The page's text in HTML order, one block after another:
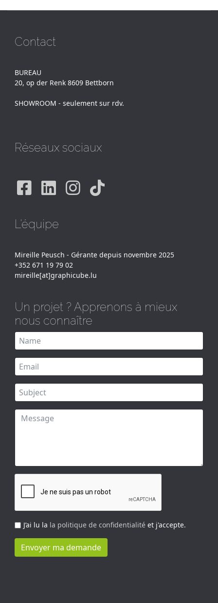
Contact
BUREAU
20, op der Renk 8609 Bettborn
SHOWROOM - seulement sur rdv.
Réseaux sociaux
Facebook
Linkedin
Instagram
Tiktok
L'équipe
Mireille Peusch - Gérante depuis novembre 2025
+352 671 19 79 02
mireille[at]graphicube.lu
Un projet ? Apprenons à mieux
nous connaître
J’ai lu la la politique de confidentialité et j'accepte.
Envoyer ma demande